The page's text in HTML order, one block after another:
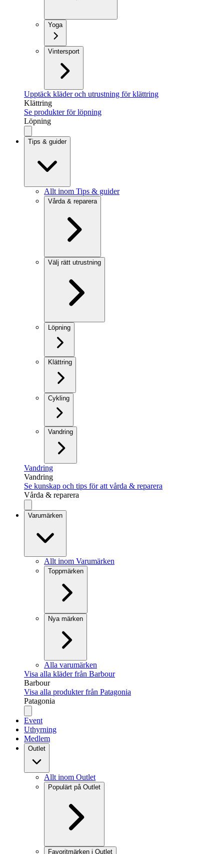
Yoga
Vintersport
Upptäck kläder och utrustning för klättring
Klättring
Se produkter för löpning
Löpning
Tips & guider
Allt inom Tips & guider
Vårda & reparera
Välj rätt utrustning
Löpning
Klättring
Cykling
Vandring
Vandring
Vandring
Se kunskap och tips för att vårda & reparera
Vårda & reparera
Varumärken
Allt inom Varumärken
Toppmärken
Nya märken
Alla varumärken
Visa alla kläder från Barbour
Barbour
Visa alla produkter från Patagonia
Patagonia
Event
Uthyrning
Medlem
Outlet
Allt inom Outlet
Populärt på Outlet
Favoritmärken i Outlet